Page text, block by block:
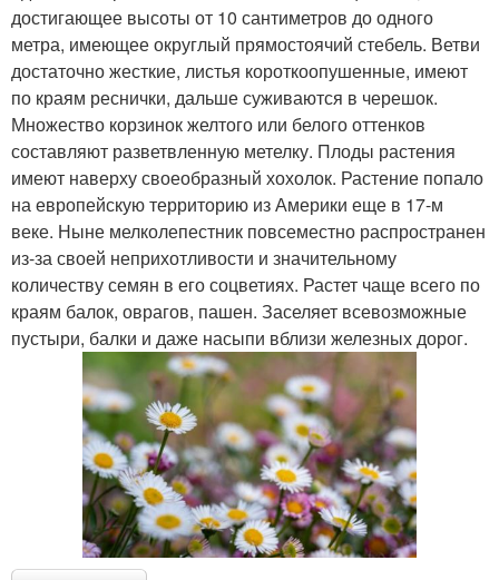
достигающее высоты от 10 сантиметров до одного
метра, имеющее округлый прямостоячий стебель. Ветви
достаточно жесткие, листья короткоопушенные, имеют
по краям реснички, дальше суживаются в черешок.
Множество корзинок желтого или белого оттенков
составляют разветвленную метелку. Плоды растения
имеют наверху своеобразный хохолок. Растение попало
на европейскую территорию из Америки еще в 17-м
веке. Ныне мелколепестник повсеместно распространен
из-за своей неприхотливости и значительному
количеству семян в его соцветиях. Растет чаще всего по
краям балок, оврагов, пашен. Заселяет всевозможные
пустыри, балки и даже насыпи вблизи железных дорог.